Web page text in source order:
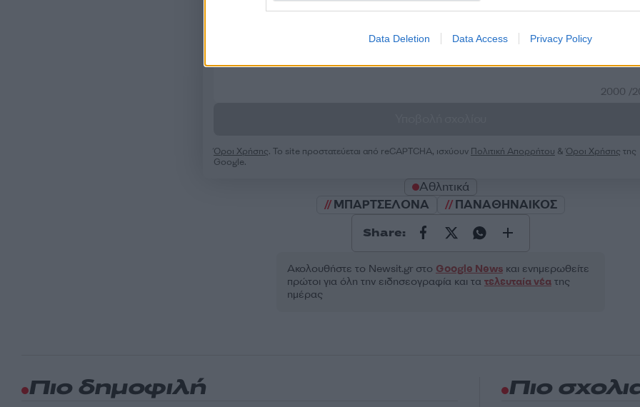
Data Deletion Data Access Privacy Policy
2000 /
Όροι Χρήσης. Το site προστατεύεται από reCAPTCHA, ισχύουν Πολιτική Απορρήτου &Όροι Χρήσης της
Google.
Αθλητικά
ΜΠΑΡΤΣΕΛΟΝΑ
ΠΑΝΑΘΗΝΑΙΚΟΣ
Share:
Ακολουθήστε το Νewsit.gr στο Google Newsκαι ενημερωθείτε
πρώτοι για όλη την ειδησεογραφία και τα τελευταία νέατης
ημέρας
Πιο δημοφιλή Πιο